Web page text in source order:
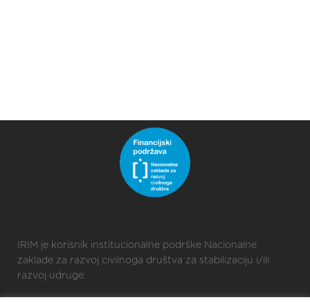
IRIM je korisnik institucionalne podrške Nacionalne
zaklade za razvoj civilnoga društva za stabilizaciju i/ili
razvoj udruge.